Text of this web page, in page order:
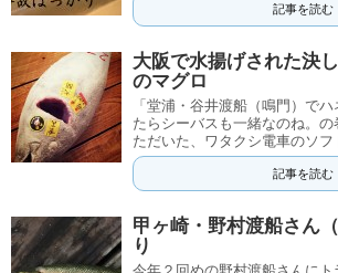
記事を読む
大阪で水揚げされた決
のマグロ
「堂浦・谷井渡船（鳴門）で
たらシーバスも一緒なのね。
ただいた、ワタクシ電車のソフ
記事を読む
甲ヶ崎・野村渡船さん
り